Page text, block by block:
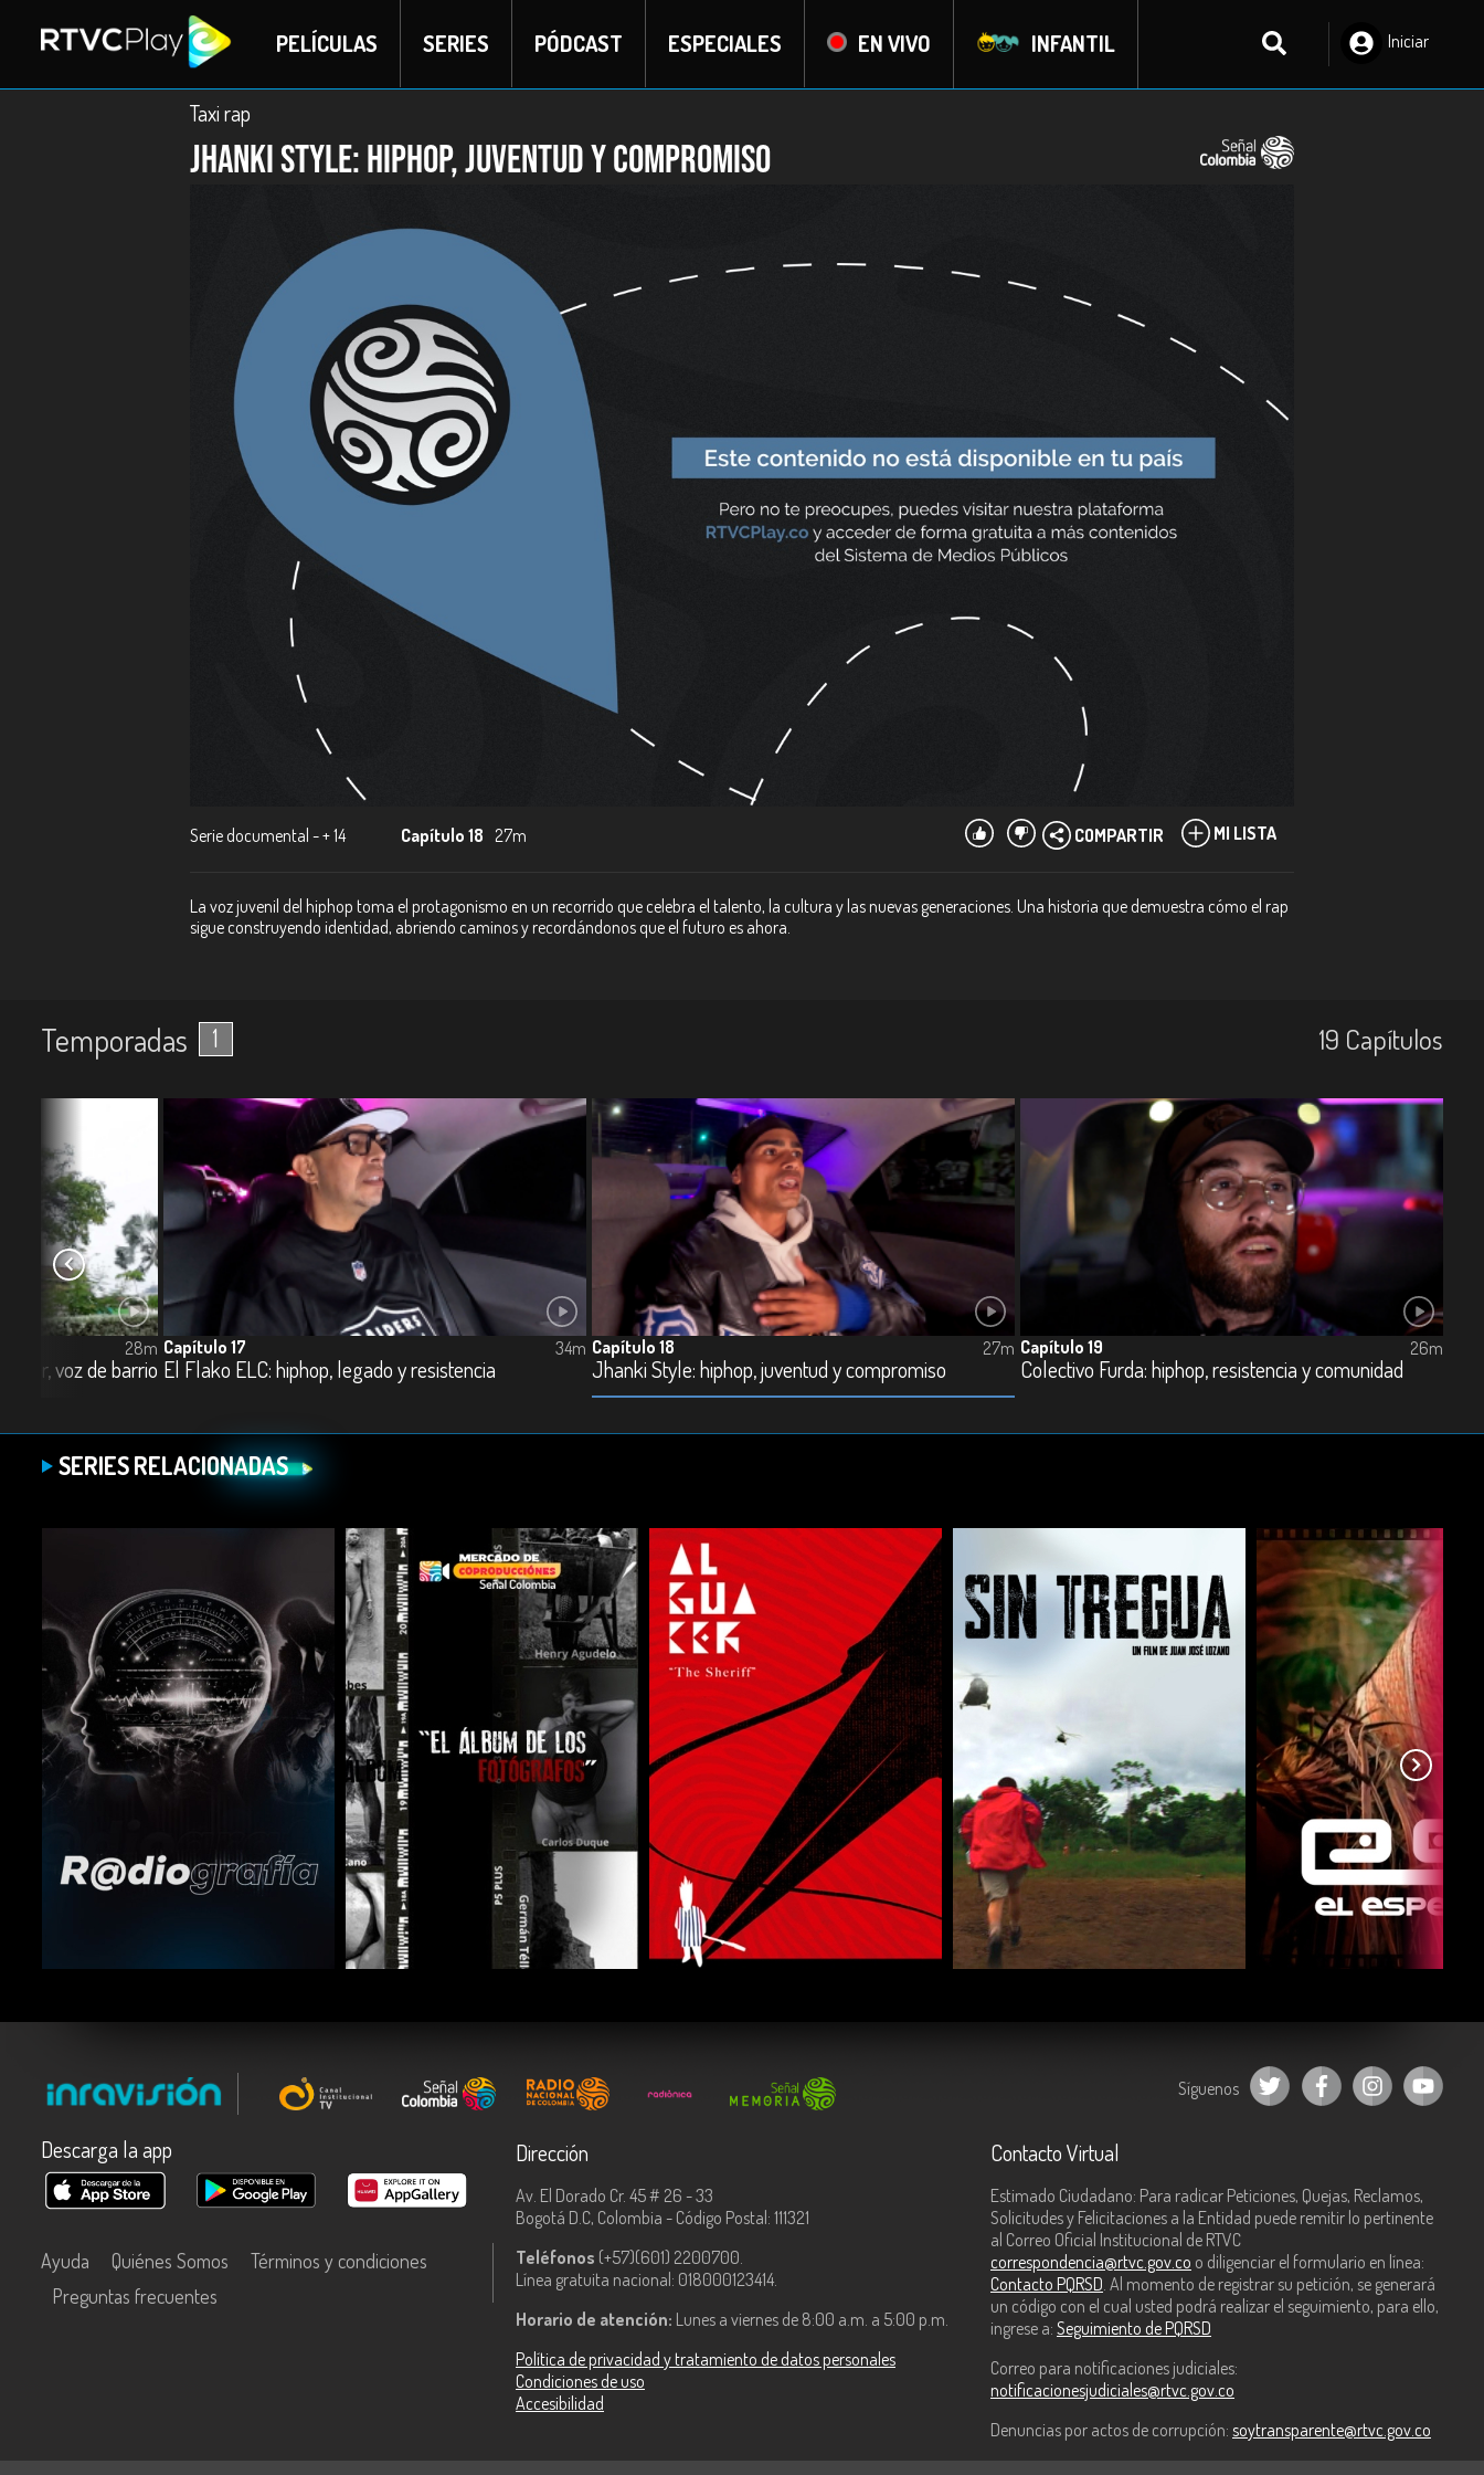
PELÍCULAS SERIES PÓDCAST ESPECIALES EN VIVO INFANTIL
Iniciar
Taxi rap
Jhanki Style: hiphop, juventud y compromiso
Serie documental - + 14 Capítulo 18 27m MI LISTA
COMPARTIR
La voz juvenil del hiphop toma el protagonismo en un recorrido que celebra el talento, la cultura y las nuevas generaciones. Una historia que demuestra cómo el rap
sigue construyendo identidad, abriendo caminos y recordándonos que el futuro es ahora.
Temporadas 1 19 Capí­tulos
voz de barrio
28m Capítulo 17
El Flako ELC: hiphop, legado y resistencia
34m Capítulo 18
Jhanki Style: hiphop, juventud y compromiso
27m Capítulo 19
Colectivo Furda: hiphop, resistencia y comunidad
26m
SERIES RELACIONADAS
COMPARTIR COMPARTIR COMPARTIR COMPARTIR
Síguenos
Descarga la app
Ayuda Quiénes Somos
Términos y condiciones
Preguntas frecuentes
Dirección
Av. El Dorado Cr. 45 # 26 - 33
Bogotá D.C, Colombia - Código Postal: 111321
Teléfonos (+57)(601) 2200700.
Línea gratuita nacional: 018000123414.
Horario de atención: Lunes a viernes de 8:00 a.m. a 5:00 p.m.
Política de privacidad y tratamiento de datos personales
Condiciones de uso
Accesibilidad
Contacto Virtual
Estimado Ciudadano: Para radicar Peticiones, Quejas, Reclamos,
Solicitudes y Felicitaciones a la Entidad puede remitir lo pertinente
al Correo Oficial Institucional de RTVC
correspondencia@rtvc.gov.co o diligenciar el formulario en línea:
Contacto PQRSD . Al momento de registrar su petición, se generará
un código con el cual usted podrá realizar el seguimiento, para ello,
ingrese a: Seguimiento de PQRSD
Correo para notificaciones judiciales:
notificacionesjudiciales@rtvc.gov.co
Denuncias por actos de corrupción: soytransparente@rtvc.gov.co